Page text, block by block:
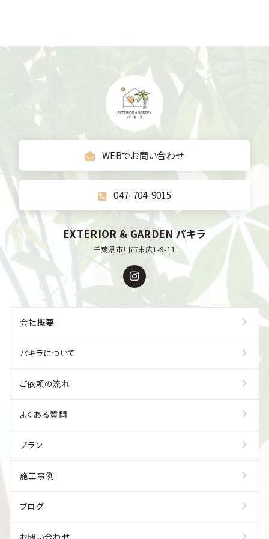
WEBでお問い合わせ
047-704-9015
EXTERIOR & GARDEN パキラ
千葉県市川市末広1-9-11
会社概要
パキラについて
ご依頼の流れ
よくある質問
プラン
施工事例
ブログ
お問い合わせ